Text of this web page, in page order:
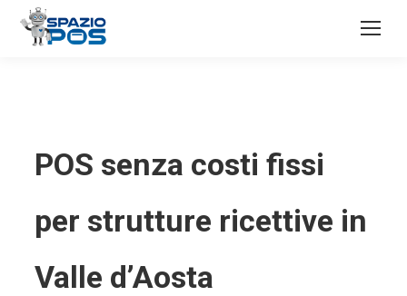
POS senza costi fissi
per strutture ricettive in
Valle d’Aosta